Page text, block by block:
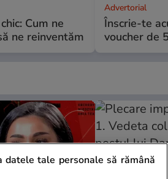
Cum ne
ne reinventăm
Advertorial
Înscrie-te
voucher de
datele tale personale să rămână